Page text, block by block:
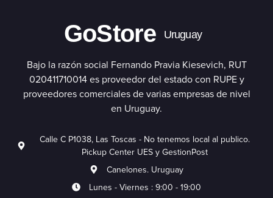
GoStore Uruguay
Bajo la razón social Fernando Pravia Kiesevich, RUT
020411710014 es proveedor del estado con RUPE y
proveedores comerciales de varias empresas de nivel
en Uruguay.
Calle C P1038, Las Toscas - No tenemos local al publico.
Pickup Center UES y GestionPost
Canelones. Uruguay
Lunes - Viernes : 9:00 - 19:00